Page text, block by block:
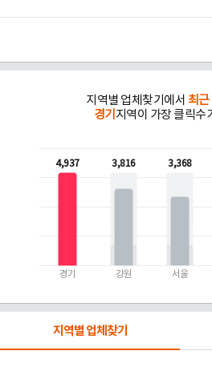
지역별 업체찾기에서 최근
경기 지역이 가장 클릭수
4,937
경기
3,816
강원
3,368
서울
지역별 업체찾기